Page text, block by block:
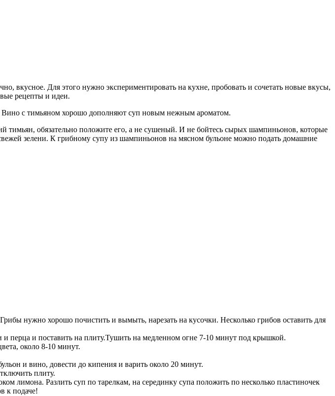
вкусное. Для этого нужно экспериментировать на кухне, пробовать и сочетать новые вкусы,
рецепты и идеи.
Вино с тимьяном хорошо дополняют суп новым нежным ароматом.
тимьян, обязательно положите его, а не сушеный. И не бойтесь сырых шампиньонов, которые
зелени. К грибному супу из шампиньонов на мясном бульоне можно подать домашние
нужно хорошо почистить и вымыть, нарезать на кусочки. Несколько грибов оставить для
перца и поставить на плиту.Тушить на медленном огне 7-10 минут под крышкой.
около 8-10 минут.
и вино, довести до кипения и варить около 20 минут.
плиту.
лимона. Разлить суп по тарелкам, на серединку супа положить по несколько пластиночек
к подаче!